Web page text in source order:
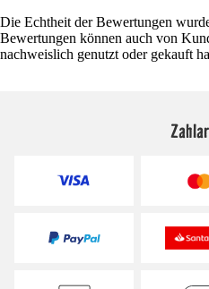
Die Echtheit der Bewertungen
Bewertungen können auch von
nachweislich genutzt oder gekauft